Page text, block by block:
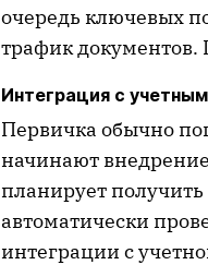
очередь ключевых
трафик документов.
Интеграция с
Первичка обычно
начинают
планирует
автоматически
интеграции с